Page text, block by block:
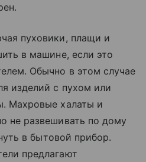
пуховики, плащи и
в машине, если это
Обычно в этом случае
изделий с пухом или
Махровые халаты и
не развешивать по дому
в бытовой прибор.
предлагают